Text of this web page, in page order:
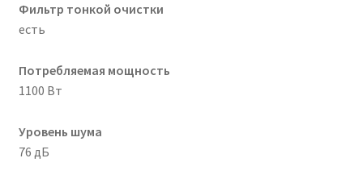
Фильтр тонкой очистки
есть
Потребляемая мощность
1100 Вт
Уровень шума
76 дБ